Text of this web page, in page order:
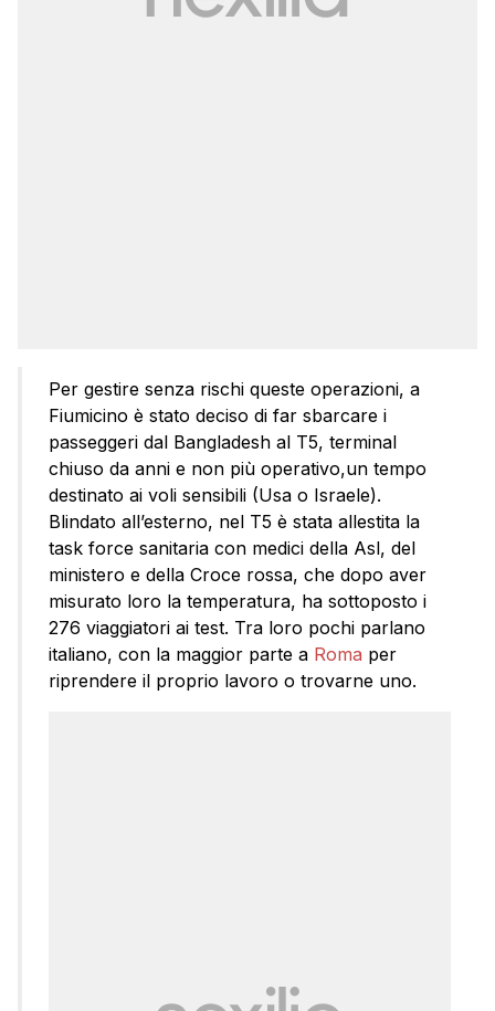
Per gestire senza rischi queste operazioni, a
Fiumicino è stato deciso di far sbarcare i
passeggeri dal Bangladesh al T5, terminal
chiuso da anni e non più operativo,un tempo
destinato ai voli sensibili (Usa o Israele).
Blindato all’esterno, nel T5 è stata allestita la
task force sanitaria con medici della Asl, del
ministero e della Croce rossa, che dopo aver
misurato loro la temperatura, ha sottoposto i
276 viaggiatori ai test. Tra loro pochi parlano
italiano, con la maggior parte a Roma per
riprendere il proprio lavoro o trovarne uno.